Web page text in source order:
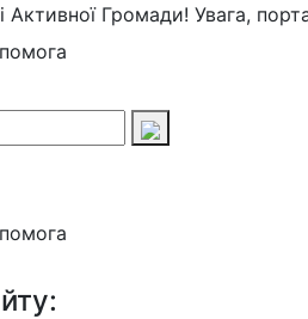
Активної Громади! Увага,